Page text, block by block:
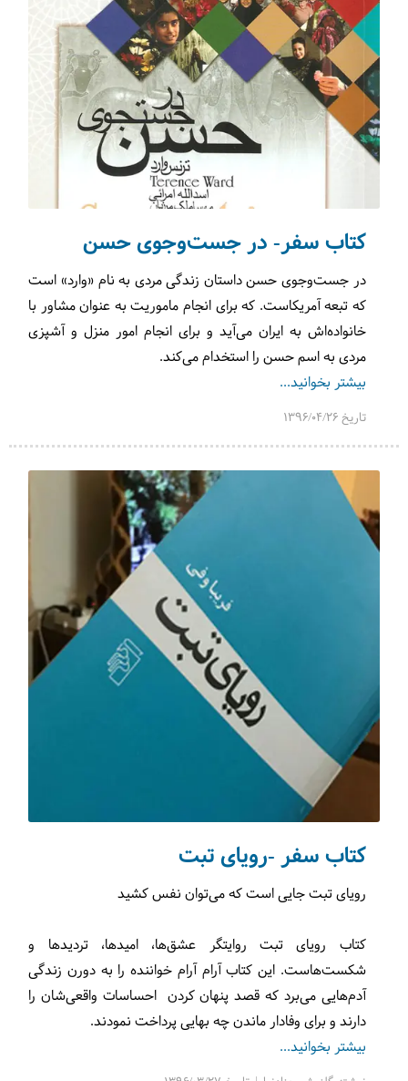
کتاب سفر- در جست‌وجوی حسن
در جست‌وجوی حسن داستان زندگی مردی به‌ نام «وارد» است
که تبعه آمریکاست. که برای انجام ماموریت به عنوان مشاور با
خانواده‌اش به ایران می‌آید و برای انجام امور منزل و آشپزی
مردی به اسم حسن را استخدام می‌کند.
بیشتر بخوانید...
تاریخ 1396/04/26
کتاب سفر -رویای تبت
رویای تبت جایی است که می‌توان نفس کشید
کتاب رویای تبت روایتگر عشق‌ها، امیدها، تردیدها و
شکست‌هاست. این کتاب آرام آرام خواننده را به دورن زندگی
آدم‌هایی می‌برد که قصد پنهان کردن احساسات واقعی‌شان را
دارند و برای وفادار ماندن چه بهایی پرداخت نمودند.
بیشتر بخوانید...